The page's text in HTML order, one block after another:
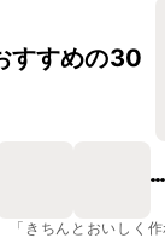
すすめの30
「きちんとおいしく